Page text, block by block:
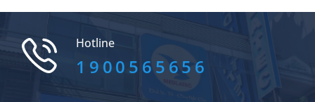
tin về nguyên nhân gây bệnh và cách điều trị
Hotline
1900565656